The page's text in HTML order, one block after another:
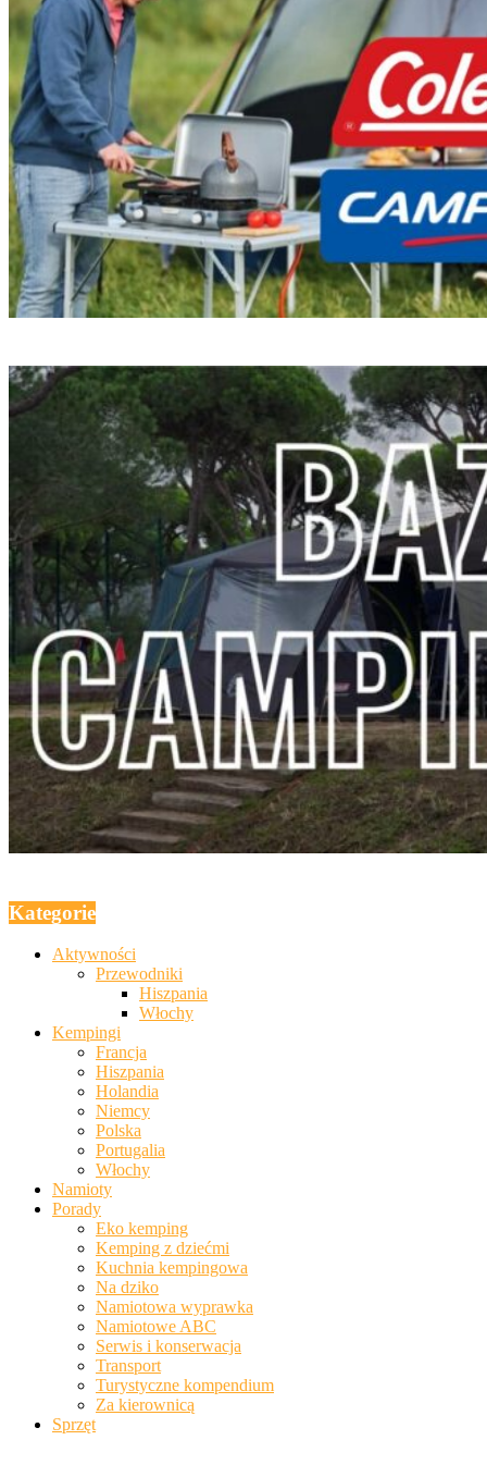
Kategorie
Aktywności
Przewodniki
Hiszpania
Włochy
Kempingi
Francja
Hiszpania
Holandia
Niemcy
Polska
Portugalia
Włochy
Namioty
Porady
Eko kemping
Kemping z dziećmi
Kuchnia kempingowa
Na dziko
Namiotowa wyprawka
Namiotowe ABC
Serwis i konserwacja
Transport
Turystyczne kompendium
Za kierownicą
Sprzęt